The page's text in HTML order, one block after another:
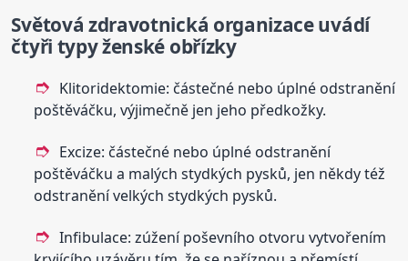
Světová zdravotnická organizace uvádí
čtyři typy ženské obřízky
Klitoridektomie: částečné nebo úplné odstranění
poštěváčku, výjimečně jen jeho předkožky.
Excize: částečné nebo úplné odstranění
poštěváčku a malých stydkých pysků, jen někdy též
odstranění velkých stydkých pysků.
Infibulace: zúžení poševního otvoru vytvořením